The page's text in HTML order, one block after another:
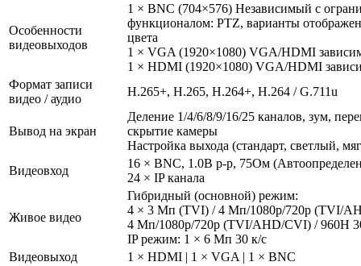
Особенности
видеовыходов
1 × BNC (704×576) Независимый с
функционалом: PTZ, варианты
цвета
1 × VGA (1920×1080) VGA/HDMI
1 × HDMI (1920×1080) VGA/HDMI
Формат записи
видео / аудио
H.265+, H.265, H.264+, H.264 / G.711u
Вывод на экран
Деление 1/4/6/8/9/16/25 каналов, зум,
скрытие камеры
Настройка выхода (стандарт, светлый,
Видеовход
16 × BNC, 1.0В p-p, 75Ом
24 × IP канала
Живое видео
Гибридный (основной) режим:
4 × 3 Мп (TVI) / 4 Мп/1080р/720p (TVI/
4 Мп/1080р/720p (TVI/AHD/CVI) / 960H
IP режим: 1 × 6 Мп 30 к/с
Видеовыход
1 × HDMI | 1 × VGA | 1 × BNC